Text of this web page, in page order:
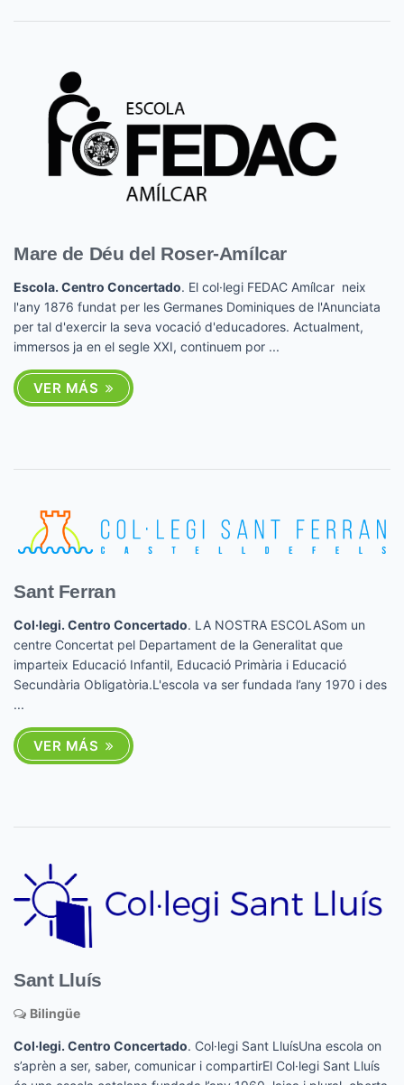
Mare de Déu del Roser-Amílcar
Escola. Centro Concertado. El col·legi FEDAC Amílcar neix
l'any 1876 fundat per les Germanes Dominiques de l'Anunciata
per tal d'exercir la seva vocació d'educadores. Actualment,
immersos ja en el segle XXI, continuem por ...
VER MÁS
Sant Ferran
Col·legi. Centro Concertado. LA NOSTRA ESCOLASom un
centre Concertat pel Departament de la Generalitat que
imparteix Educació Infantil, Educació Primària i Educació
Secundària Obligatòria.L'escola va ser fundada l’any 1970 i des
...
VER MÁS
Sant Lluís
Bilingüe
Col·legi. Centro Concertado. Col·legi Sant LluísUna escola on
s’aprèn a ser, saber, comunicar i compartirEl Col·legi Sant Lluís